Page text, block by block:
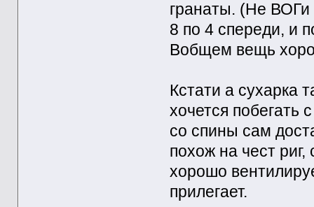
гранаты. (Не
8 по 4 спереди, и
Вобщем вещь
Кстати а сухарка
хочется побегать
со спины сам
похож на чест
хорошо
прилегает.